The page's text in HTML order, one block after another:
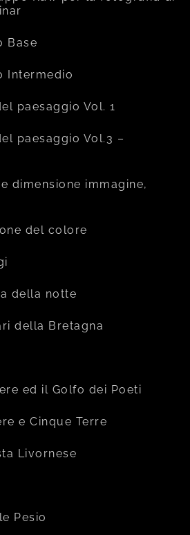
Base
Intermedio
paesaggio Vol. 1
paesaggio Vol.3 –
dimensione immagine,
del colore
della notte
della Bretagna
ed il Golfo dei Poeti
e Cinque Terre
Livornese
Pesio